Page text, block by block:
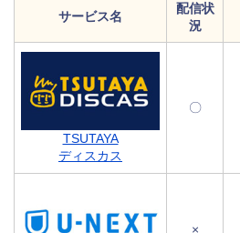
サービス名
配信状
況
TSUTAYA
ディスカス
〇
×